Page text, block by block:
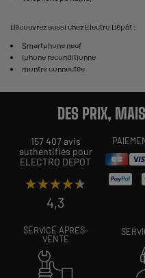
Découvrez aussi chez Electro Dépôt :
Smartphone neuf
iphone reconditionne
montre connectée
DES PRIX,
157 407 avis
authentifiés pour
ELECTRO DEPOT
★★★★★
★★★★★
4,3
SERVICE APRÈS-
VENTE